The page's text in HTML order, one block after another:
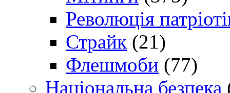
Революція
Страйк (21)
Флешмоби (77)
Національна безпека